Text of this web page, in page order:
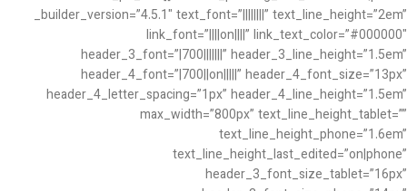
_builder_version=”4.5.1″ text_font=”||||||||” text_line_height=”2em”
link_font=”||||on||||” link_text_color=”#000000″
header_3_font=”|700|||||||” header_3_line_height=”1.5em”
header_4_font=”|700||on|||||” header_4_font_size=”13px”
header_4_letter_spacing=”1px” header_4_line_height=”1.5em”
max_width=”800px” text_line_height_tablet=””
text_line_height_phone=”1.6em”
text_line_height_last_edited=”on|phone”
header_3_font_size_tablet=”16px”